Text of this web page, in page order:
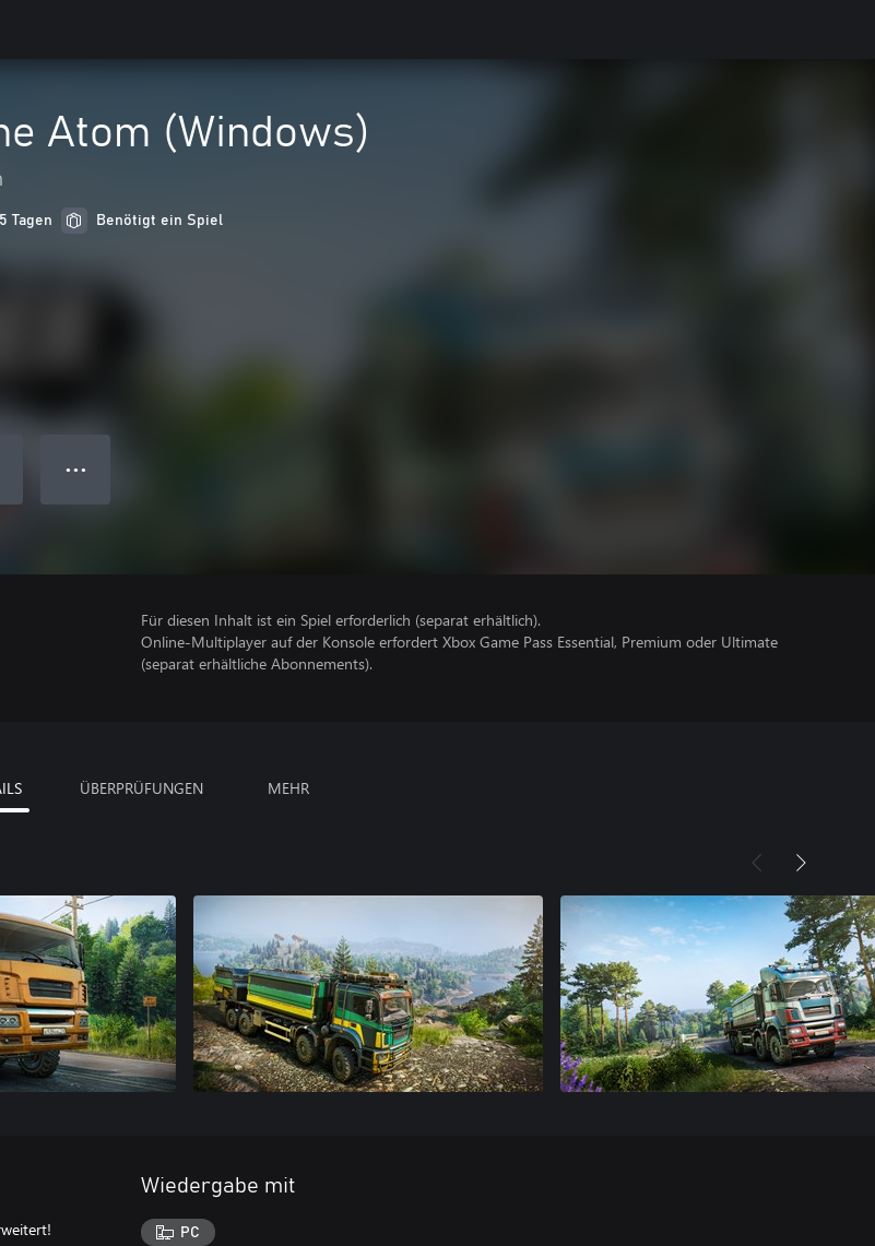
Atom (Windows)
Tagen Benötigt ein Spiel
● ● ●
Für diesen Inhalt ist ein Spiel erforderlich (separat erhältlich).
Online-Multiplayer auf der Konsole erfordert Xbox Game Pass Essential, Premium oder Ultimate
(separat erhältliche Abonnements).
ÜBERPRÜFUNGEN MEHR
Wiedergabe mit
PC